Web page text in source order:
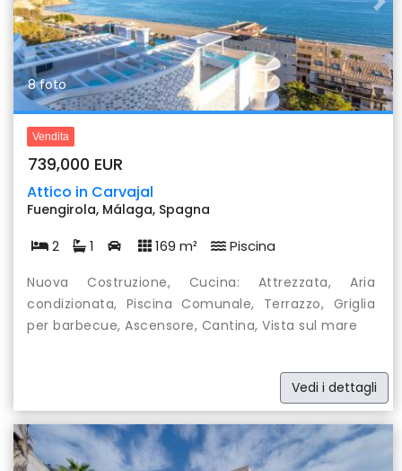
Previous
8 foto
Vendita
739,000 EUR
Attico in Carvajal
Fuengirola, Málaga, Spagna
2 1 169 m² Piscina
Nuova Costruzione, Cucina: Attrezzata, Aria
condizionata, Piscina Comunale, Terrazzo, Griglia
per barbecue, Ascensore, Cantina, Vista sul mare
Vedi i dettagli